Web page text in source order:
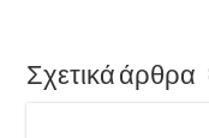
Σχετικά άρθρα